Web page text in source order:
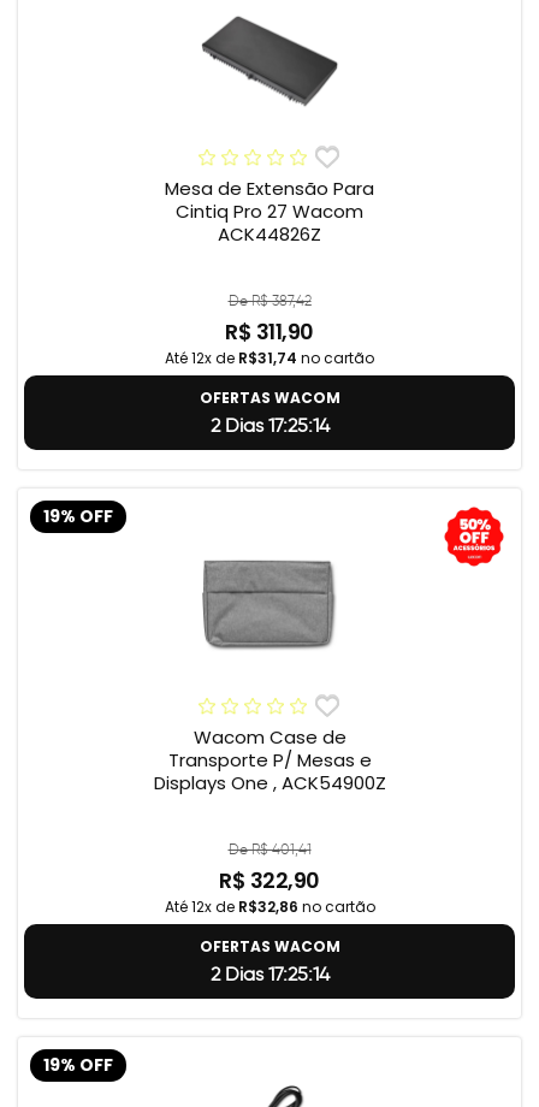
Mesa de Extensão Para
Cintiq Pro 27 Wacom
ACK44826Z
De R$ 387,42
R$ 311,90
Até 12x de R$31,74 no cartão
OFERTAS WACOM
2 Dias 17:25:13
19% OFF
Wacom Case de
Transporte P/ Mesas e
Displays One , ACK54900Z
De R$ 401,41
R$ 322,90
Até 12x de R$32,86 no cartão
OFERTAS WACOM
2 Dias 17:25:13
19% OFF